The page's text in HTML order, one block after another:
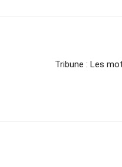
Tribune : Les